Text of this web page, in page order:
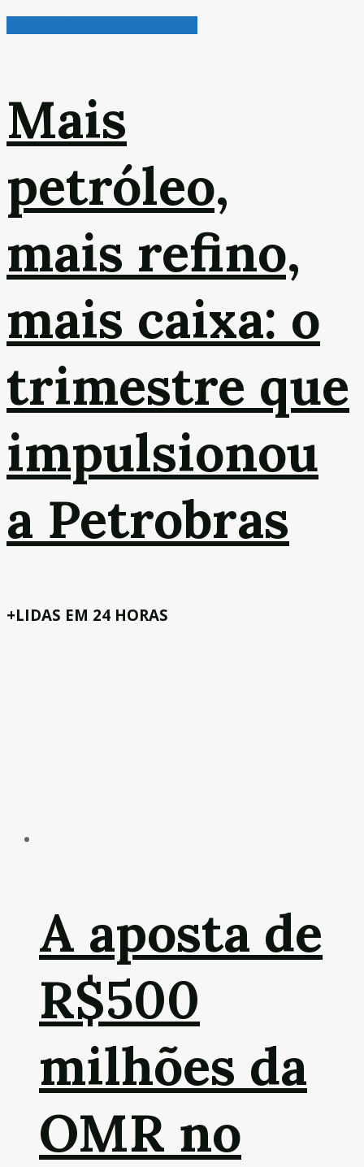
Mais
petróleo,
mais refino,
mais caixa: o
trimestre que
impulsionou
a Petrobras
+LIDAS EM 24 HORAS
A aposta de
R$500
milhões da
OMR no